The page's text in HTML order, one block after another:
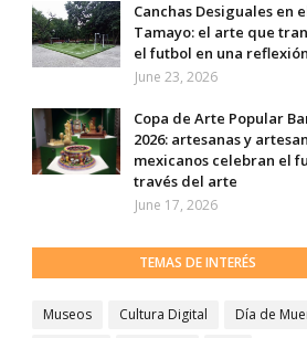
Canchas Desiguales en
Tamayo: el arte que
el futbol en una
June 23, 2026
Copa de Arte Popular
2026: artesanas y
mexicanos celebran el
través del arte
June 17, 2026
TEMAS DE INTERÉS
Museos Cultura Digital
Día de